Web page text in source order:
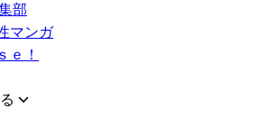
部
マンガ
ｅ！